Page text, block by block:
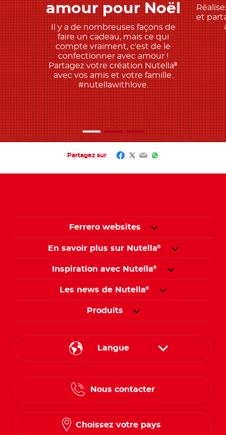
amour pour Noël
Il y a de nombreuses façons de
faire un cadeau, mais ce qui
compte vraiment, c'est de le
confectionner avec amour !
Partagez votre création Nutella®
avec vos amis et votre famille.
#nutellawithlove.
et
Partagez sur Facebook
Twitter
EmailWhatsApp
Ferrero websites
En savoir plus sur Nutella®
Inspiration avec Nutella®
Les news de Nutella®
Produits
Langue
Nous contacter
Choissez votre pays